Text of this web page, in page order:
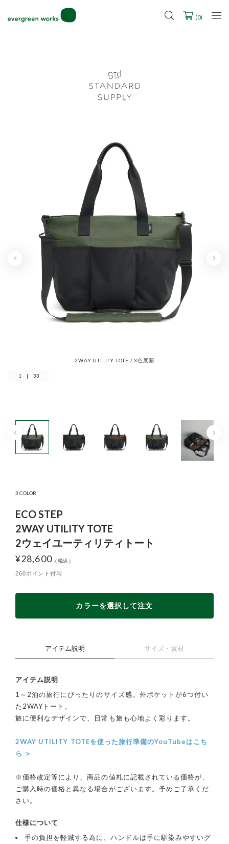
(0)
2WAY UTILITY TOTE / 3色展開
1 | 33
3 COLOR
ECO STEP
2WAY UTILITY TOTE
2ウェイユーティリティトート
¥28,600
260ポイント付与
カラーを選択して注文
アイテム説明 サイズ・素材
アイテム説明
1～2泊の旅行にぴったりのサイズ感。外ポケットが6つ付い
た2WAYトート。
旅に便利なデザインで、日常も旅も心地よく彩ります。
2WAY UTILITY TOTEを使った旅行準備のYouTubeはこち
ら ＞
※価格改定等により、商品の値札に記載されている価格が、
ご購入時の価格と異なる場合がございます。予めご了承くだ
さい。
仕様について
手の負担を軽減する為に、ハンドルは手に馴染みやすいグ